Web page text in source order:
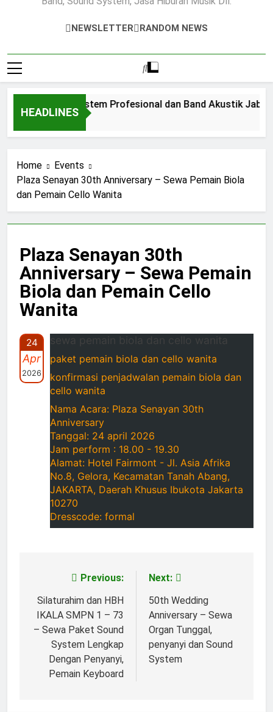
NEWSLETTER RANDOM NEWS
HEADLINES
Sewa Sound System Profesional dan Band Akustik
Home
Events
Plaza Senayan 30th Anniversary – Sewa Pemain Biola
dan Pemain Cello Wanita
Plaza Senayan 30th
Anniversary – Sewa Pemain
Biola dan Pemain Cello
Wanita
24
Apr
2026
sewa pemain biola dan cello wanita
paket pemain biola dan cello wanita
konfirmasi penjadwalan pemain biola dan
cello wanita
Nama Acara: Plaza Senayan 30th
Anniversary
Tanggal: 24 april 2026
Jam perform : 18.00 - 19.30
Alamat: Hotel Fairmont - Jl. Asia Afrika
No.8, Gelora, Kecamatan Tanah Abang,
JAKARTA, Daerah Khusus Ibukota Jakarta
10270
Dresscode: formal
navigation
Previous:
Silaturahim dan HBH
IKALA SMPN 1 – 73
– Sewa Paket Sound
System Lengkap
Dengan Penyanyi,
Pemain Keyboard
Next:
50th Wedding
Anniversary – Sewa
Organ Tunggal,
penyanyi dan Sound
System